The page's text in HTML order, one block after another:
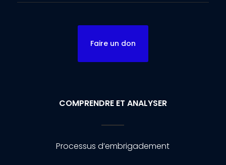
Faire un don
COMPRENDRE ET ANALYSER
Processus d’embrigadement